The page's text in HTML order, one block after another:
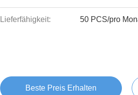
Lieferfähigkeit: 50 PCS/pro
Beste Preis Erhalten